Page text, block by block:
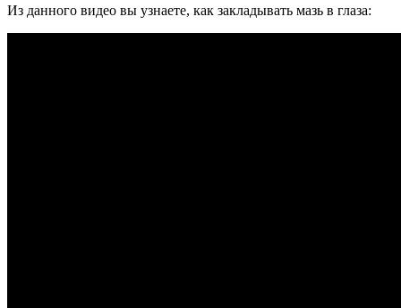
Из данного видео вы узнаете, как закладывать мазь в глаза: